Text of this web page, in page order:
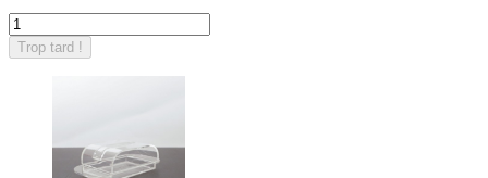
Trop tard !